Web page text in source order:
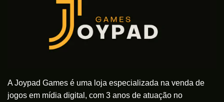
A Joypad Games é uma loja especializada na venda de
jogos em mídia digital, com 3 anos de atuação no